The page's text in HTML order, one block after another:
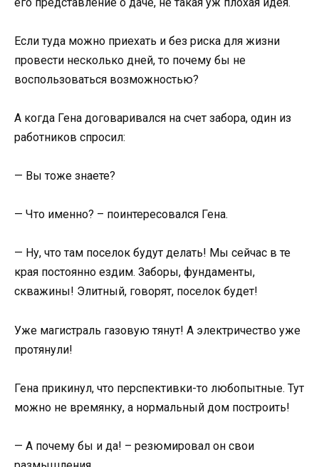
Если туда можно приехать и без риска для жизни
провести несколько дней, то почему бы не
воспользоваться возможностью?
А когда Гена договаривался на счет забора, один из
работников спросил:
— Вы тоже знаете?
— Что именно? – поинтересовался Гена.
— Ну, что там поселок будут делать! Мы сейчас в те
края постоянно ездим. Заборы, фундаменты,
скважины! Элитный, говорят, поселок будет!
Уже магистраль газовую тянут! А электричество уже
протянули!
Гена прикинул, что перспективки-то любопытные. Тут
можно не времянку, а нормальный дом построить!
— А почему бы и да! – резюмировал он свои